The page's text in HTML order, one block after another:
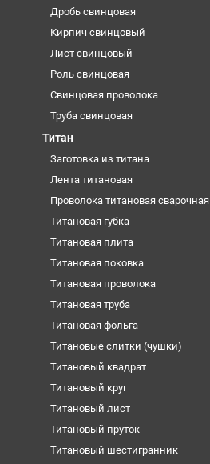
Дробь свинцовая
Кирпич свинцовый
Лист свинцовый
Роль свинцовая
Свинцовая проволока
Труба свинцовая
Титан
Заготовка из титана
Лента титановая
Проволока титановая сварочная
Титановая губка
Титановая плита
Титановая поковка
Титановая проволока
Титановая труба
Титановая фольга
Титановые слитки (чушки)
Титановый квадрат
Титановый круг
Титановый лист
Титановый пруток
Титановый шестигранник